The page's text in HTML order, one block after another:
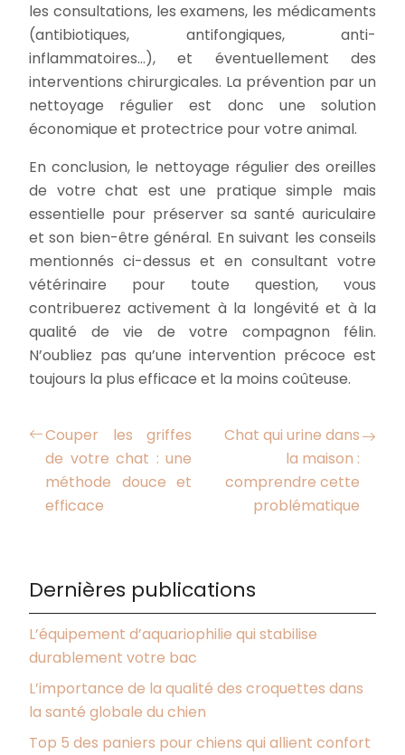
les consultations, les examens, les médicaments
(antibiotiques, antifongiques, anti-
inflammatoires…), et éventuellement des
interventions chirurgicales. La prévention par un
nettoyage régulier est donc une solution
économique et protectrice pour votre animal.
En conclusion, le nettoyage régulier des oreilles
de votre chat est une pratique simple mais
essentielle pour préserver sa santé auriculaire
et son bien-être général. En suivant les conseils
mentionnés ci-dessus et en consultant votre
vétérinaire pour toute question, vous
contribuerez activement à la longévité et à la
qualité de vie de votre compagnon félin.
N’oubliez pas qu’une intervention précoce est
toujours la plus efficace et la moins coûteuse.
Couper les griffes
de votre chat : une
méthode douce et
efficace
Chat qui urine dans
la maison :
comprendre cette
problématique
Dernières publications
L’équipement d’aquariophilie qui stabilise
durablement votre bac
L’importance de la qualité des croquettes dans
la santé globale du chien
Top 5 des paniers pour chiens qui allient confort